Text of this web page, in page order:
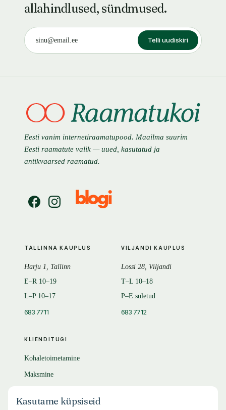
allahindlused, sündmused.
Telli uudiskiri
Eesti vanim internetiraamatupood. Maailma suurim
Eesti raamatute valik — uued, kasutatud ja
antikvaarsed raamatud.
KLIENDITUGI
Kohaletoimetamine
Maksmine
KKK
TALLINNA KAUPLUS
Harju 1, Tallinn
E–R 10–19
L–P 10–17
683 7711
VILJANDI KAUPLUS
Lossi 28, Viljandi
T–L 10–18
P–E suletud
683 7712
Kasutame küpsiseid